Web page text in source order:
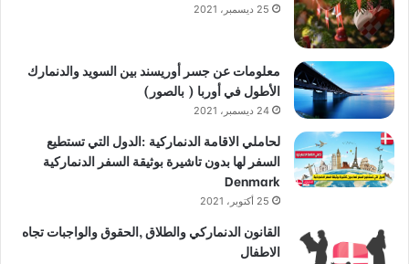
25 ديسمبر، 2021
معلومات عن جسر أوريسند بين السويد والدنمارك
الأطول في أوربا ( بالصور)
24 ديسمبر، 2021
لحاملي الاقامة الدنماركية :الدول التي تستطيع
السفر لها بدون تاشيرة بوثيقة السفر الدنماركية
Denmark
25 أكتوبر، 2021
القانون الدنماركي والطلاق ,الحقوق والواجبات تجاه
الاطفال